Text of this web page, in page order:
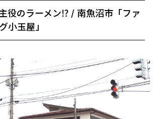
役のラーメン⁉ / 南魚沼市「ファ
小玉屋」